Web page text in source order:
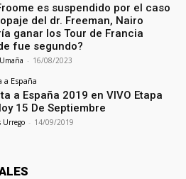
es suspendido por el caso
del dr. Freeman, Nairo
ganar los Tour de Francia
fue segundo?
- 16/08/2023
a España
a España 2019 en VIVO Etapa
15 De Septiembre
Urrego - 14/09/2019